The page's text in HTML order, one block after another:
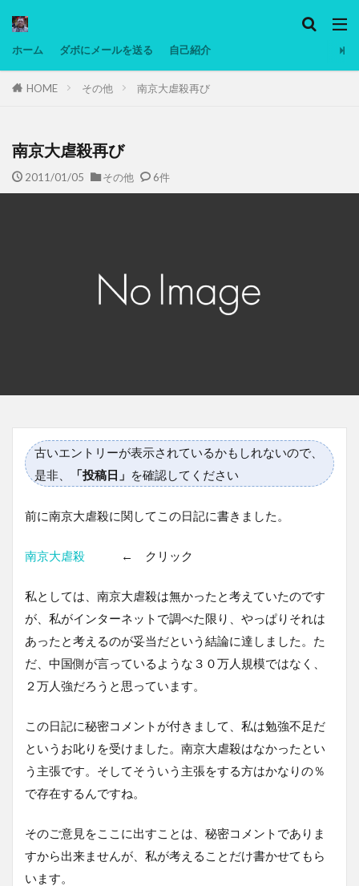
ホーム ダボにメールを送る 自己紹介
HOME その他 南京大虐殺再び
南京大虐殺再び
2011/01/05 その他 6件
古いエントリーが表示されているかもしれないので、
是非、
「投稿日」 を確認してください
前に南京大虐殺に関してこの日記に書きました。
南京大虐殺 ← クリック
私としては、南京大虐殺は無かったと考えていたのです
が、私がインターネットで調べた限り、やっぱりそれは
あったと考えるのが妥当だという結論に達しました。た
だ、中国側が言っているような３０万人規模ではなく、
２万人強だろうと思っています。
この日記に秘密コメントが付きまして、私は勉強不足だ
というお叱りを受けました。南京大虐殺はなかったとい
う主張です。そしてそういう主張をする方はかなりの％
で存在するんですね。
そのご意見をここに出すことは、秘密コメントでありま
すから出来ませんが、私が考えることだけ書かせてもら
います。
タグ
マレーシア動画
備忘録
動画 日本人村社会 脱水シート